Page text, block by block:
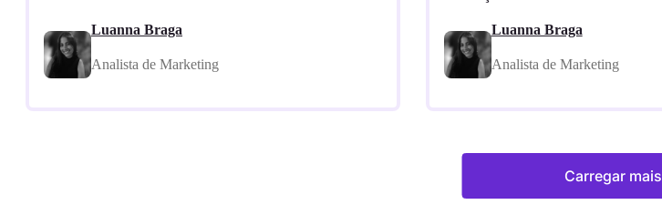
Luanna Braga
Analista de Marketing
Luanna Braga
Analista de Marketing
Carregar mais